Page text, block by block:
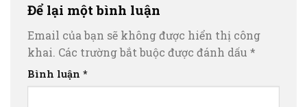
Để lại một bình luận
Email của bạn sẽ không được hiển thị công
khai. Các trường bắt buộc được đánh dấu *
Bình luận *